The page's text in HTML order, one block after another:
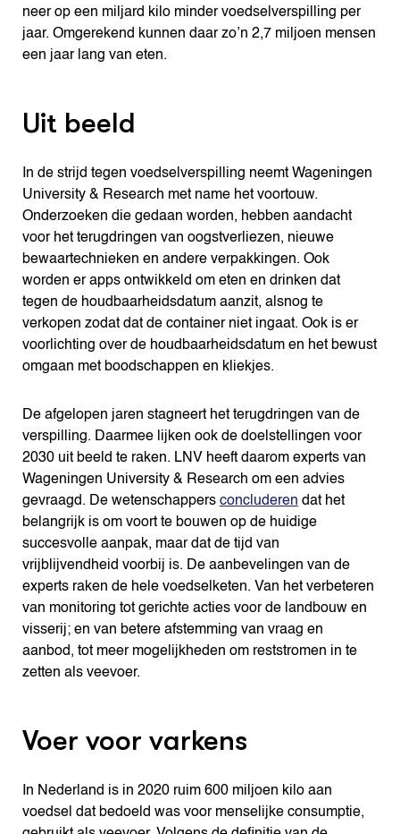
neer op een miljard kilo minder voedselverspilling per
jaar. Omgerekend kunnen daar zo’n 2,7 miljoen mensen
een jaar lang van eten.
Uit beeld
In de strijd tegen voedselverspilling neemt Wageningen
University & Research met name het voortouw.
Onderzoeken die gedaan worden, hebben aandacht
voor het terugdringen van oogstverliezen, nieuwe
bewaartechnieken en andere verpakkingen. Ook
worden er apps ontwikkeld om eten en drinken dat
tegen de houdbaarheidsdatum aanzit, alsnog te
verkopen zodat dat de container niet ingaat. Ook is er
voorlichting over de houdbaarheidsdatum en het bewust
omgaan met boodschappen en kliekjes.
De afgelopen jaren stagneert het terugdringen van de
verspilling. Daarmee lijken ook de doelstellingen voor
2030 uit beeld te raken. LNV heeft daarom experts van
Wageningen University & Research om een advies
gevraagd. De wetenschappers concluderen dat het
belangrijk is om voort te bouwen op de huidige
succesvolle aanpak, maar dat de tijd van
vrijblijvendheid voorbij is. De aanbevelingen van de
experts raken de hele voedselketen. Van het verbeteren
van monitoring tot gerichte acties voor de landbouw en
visserij; en van betere afstemming van vraag en
aanbod, tot meer mogelijkheden om reststromen in te
zetten als veevoer.
Voer voor varkens
In Nederland is in 2020 ruim 600 miljoen kilo aan
voedsel dat bedoeld was voor menselijke consumptie,